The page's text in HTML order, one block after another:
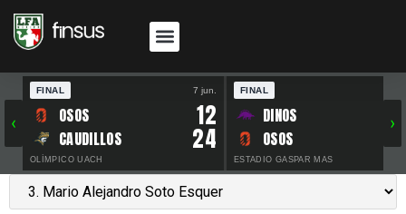
‹
FINAL 7 jun.
OSOS 12
CAUDILLOS 24
OLÍMPICO UACH
FINAL
DINOS
OSOS
ESTADIO GASPAR MAS
›